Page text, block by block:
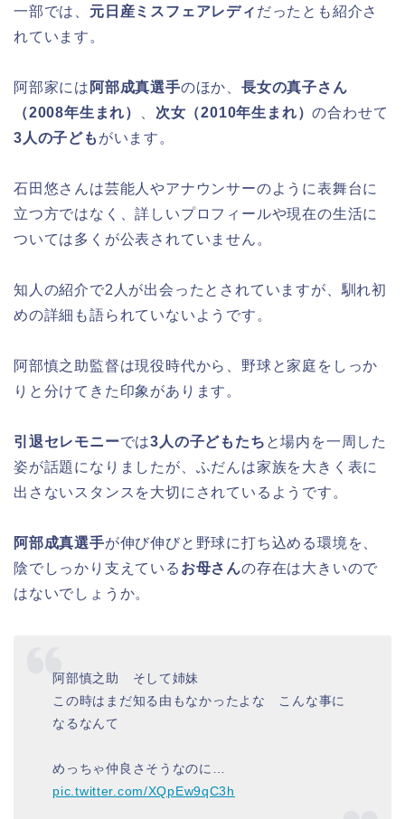
一部では、 元日産ミスフェアレディ だったとも紹介さ
れています。
阿部家には 阿部成真選手のほか、長女の真子さん
（2008年生まれ）
次女（2010年生まれ）の合わせて
3人の子ども がいます。
石田悠さんは芸能人やアナウンサーのように表舞台に
立つ方ではなく、詳しいプロフィールや現在の生活に
ついては多くが公表されていません。
知人の紹介で2人が出会ったとされていますが、馴れ初
めの詳細も語られていないようです。
阿部慎之助監督は現役時代から、野球と家庭をしっか
りと分けてきた印象があります。
引退セレモニーでは3人の子どもたち と場内を一周した
姿が話題になりましたが、ふだんは家族を大きく表に
出さないスタンスを大切にされているようです。
阿部成真選手が伸び伸びと野球に打ち込める環境を、
陰でしっかり支えている お母さんの存在は大きいので
はないでしょうか。
阿部慎之助 そして姉妹
この時はまだ知る由もなかったよな こんな事に
なるなんて
めっちゃ仲良さそうなのに…
pic.twitter.com/XQpEw9qC3h